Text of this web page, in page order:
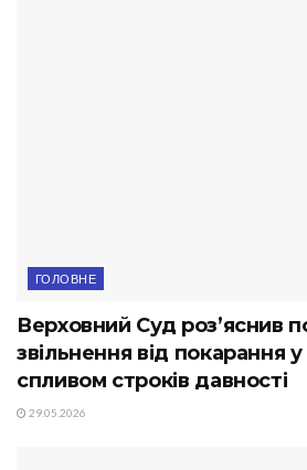
ГОЛОВНЕ
Верховний Суд роз’яснив
звільнення від покарання у
спливом строків давності
29.05.2026